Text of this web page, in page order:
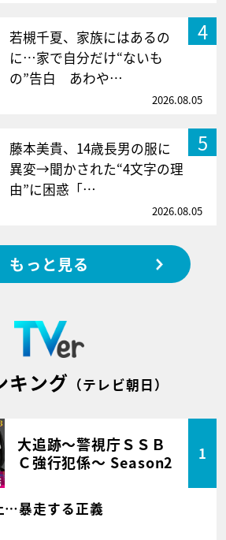
4
若槻千夏、家族にはあるの
に…家で自分だけ“ないも
の”告白 あわや…
2026.08.05
5
藤本美貴、14歳長男の服に
異変→聞かされた“4文字の理
由”に困惑「…
2026.08.05
もっと見る
キング （テレビ朝日）
大追跡～警視庁ＳＳＢ
Ｃ強行犯係～ Season2
1
暴走する正義